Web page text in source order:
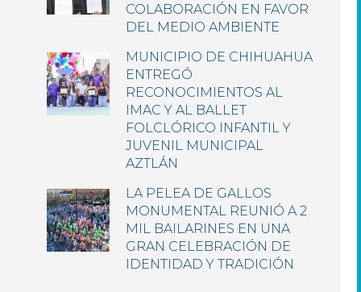
COLABORACIÓN EN FAVOR
DEL MEDIO AMBIENTE
MUNICIPIO DE CHIHUAHUA
ENTREGÓ
RECONOCIMIENTOS AL
IMAC Y AL BALLET
FOLCLÓRICO INFANTIL Y
JUVENIL MUNICIPAL
AZTLÁN
LA PELEA DE GALLOS
MONUMENTAL REUNIÓ A 2
MIL BAILARINES EN UNA
GRAN CELEBRACIÓN DE
IDENTIDAD Y TRADICIÓN